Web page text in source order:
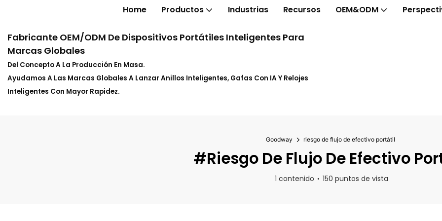
Home Productos Industrias Recursos OEM&ODM
Fabricante OEM/ODM De Dispositivos Portátiles Inteligentes Para
Marcas Globales
Del Concepto A La Producción En Masa.
Ayudamos A Las Marcas Globales A Lanzar Anillos Inteligentes, Gafas Con IA Y Relojes
Inteligentes Con Mayor Rapidez.
Goodway riesgo de flujo de efectivo portátil
#riesgo De Flujo De Efectivo
1 contenido 150 puntos de vista